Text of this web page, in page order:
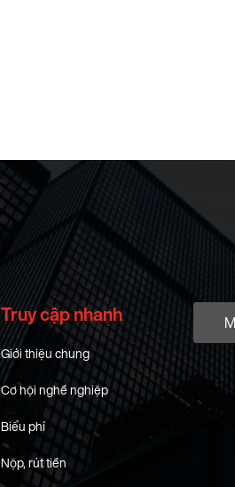
Truy cập nhanh
Giới thiệu chung
Cơ hội nghề nghiệp
Biểu phí
Nộp, rút tiền